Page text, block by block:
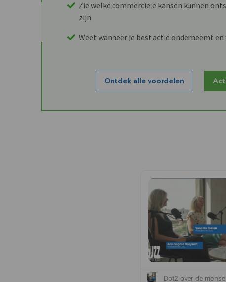
Zie welke commerciële kansen kunnen
zijn
Weet wanneer je best actie onderneemt
Ontdek alle voordelen